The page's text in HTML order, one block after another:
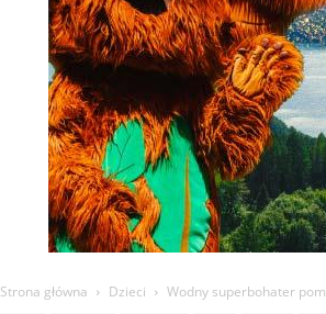
Strona główna Dzieci Wodny superbohater